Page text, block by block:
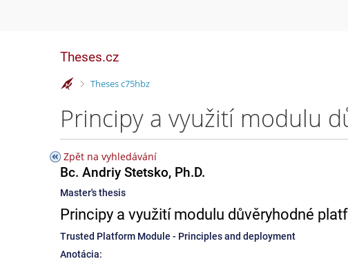
Theses.cz
>
Theses c75hbz
Principy a využití modulu
Zpět na vyhledávání
Bc. Andriy Stetsko, Ph.D.
Master's thesis
Principy a využití modulu důvěryhodné
Trusted Platform Module - Principles and deployment
Anotácia: